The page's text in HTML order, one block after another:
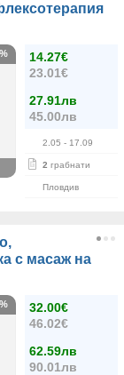
14.27€
23.01€
27.91лв
45.00лв
2.05 - 17.09
2 грабнати
Пловдив
с масаж на
32.00€
46.02€
62.59лв
90.01лв